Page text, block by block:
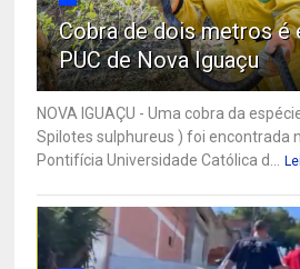
Cobra de dois metros é
PUC de Nova Iguaçu
NOVA IGUAÇU - Uma cobra da
Spilotes sulphureus ) foi encontrada
Pontifícia Universidade Católica d...